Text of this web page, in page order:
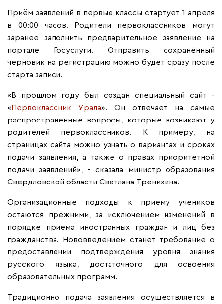
Приём заявлений в первые классы стартует 1 апреля
в 00:00 часов. Родители первоклассников могут
заранее заполнить предварительное заявление на
портале Госуслуги. Отправить сохранённый
черновик на регистрацию можно будет сразу после
старта записи.
«В прошлом году был создан специальный сайт -
«Первоклассник Урала». Он отвечает на самые
распространённые вопросы, которые возникают у
родителей первоклассников. К примеру, на
страницах сайта можно узнать о вариантах и сроках
подачи заявления, а также о правах приоритетной
подачи заявлений», - сказала министр образования
Свердловской области Светлана Тренихина.
Организационные подходы к приёму учеников
остаются прежними, за исключением изменений в
порядке приёма иностранных граждан и лиц без
гражданства. Нововведением станет требование о
предоставлении подтверждения уровня знания
русского языка, достаточного для освоения
образовательных программ.
Традиционно подача заявления осуществляется в